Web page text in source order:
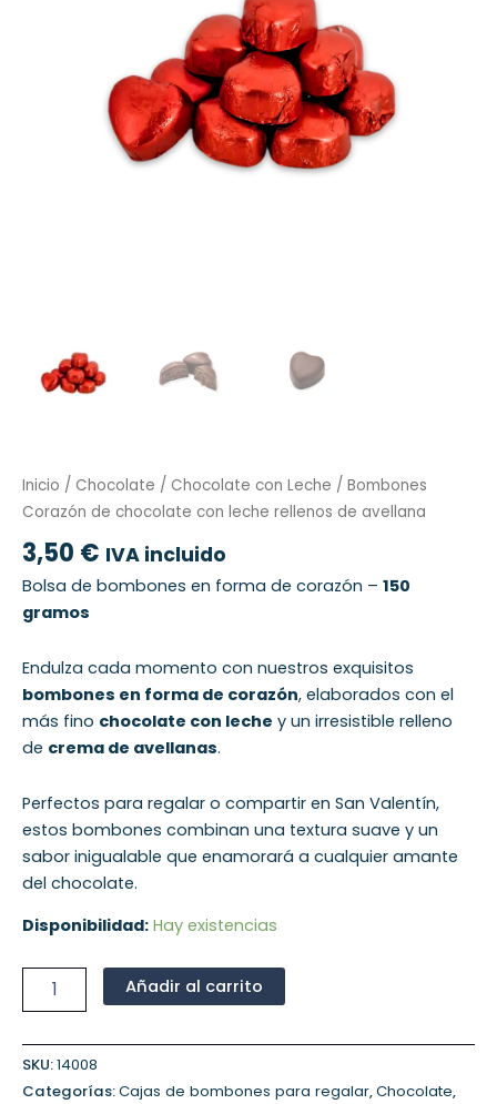
Inicio / Chocolate / Chocolate con Leche / Bombones
Corazón de chocolate con leche rellenos de avellana
3,50 € IVA incluido
Bolsa de bombones en forma de corazón – 150
gramos
Endulza cada momento con nuestros exquisitos
bombones en forma de corazón, elaborados con el
más fino chocolate con leche y un irresistible relleno
de crema de avellanas.
Perfectos para regalar o compartir en San Valentín,
estos bombones combinan una textura suave y un
sabor inigualable que enamorará a cualquier amante
del chocolate.
Disponibilidad: Hay existencias
Añadir al carrito
SKU:14008
Categorías:Cajas de bombones para regalar,Chocolate,